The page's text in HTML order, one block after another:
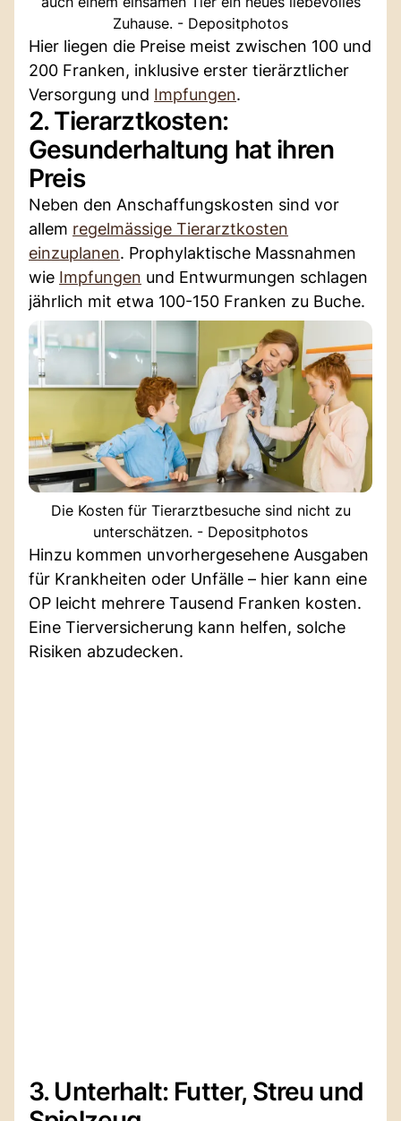
Zuhause. - Depositphotos
Hier liegen die Preise meist zwischen 100 und
200 Franken, inklusive erster tierärztlicher
Versorgung und Impfungen.
2. Tierarztkosten:
Gesunderhaltung hat ihren
Preis
Neben den Anschaffungskosten sind vor
allem regelmässige Tierarztkosten
einzuplanen. Prophylaktische Massnahmen
wie Impfungen und Entwurmungen schlagen
jährlich mit etwa 100-150 Franken zu Buche.
Die Kosten für Tierarztbesuche sind nicht zu
unterschätzen. - Depositphotos
Hinzu kommen unvorhergesehene Ausgaben
für Krankheiten oder Unfälle – hier kann eine
OP leicht mehrere Tausend Franken kosten.
Eine Tierversicherung kann helfen, solche
Risiken abzudecken.
3. Unterhalt: Futter, Streu und